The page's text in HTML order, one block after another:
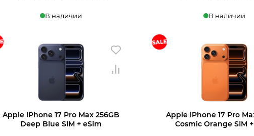
Первоначальная
составляла
104
990 ₽.
690 ₽.
В наличии
В корзину
В наличии
В корзину
Apple iPhone 17 Pro Max 256GB
Deep Blue SIM + eSim
Apple iPhone 17 Pro
Cosmic Orange SIM
+7 812 318-40-14
(c 10:00 до 21:00, без выходных)